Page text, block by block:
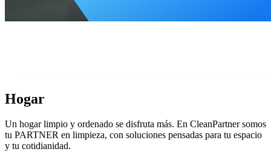
Hogar
Un hogar limpio y ordenado se disfruta más. En CleanPartner somos
tu PARTNER en limpieza, con soluciones pensadas para tu espacio
y tu cotidianidad.